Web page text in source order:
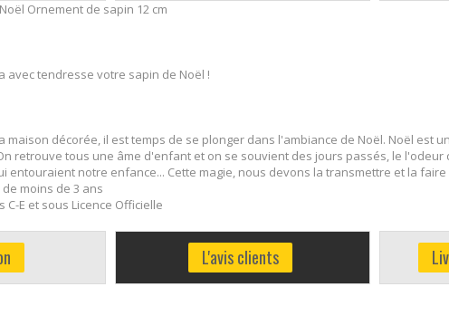
Ornement de sapin 12 cm
avec tendresse votre sapin de Noël !
maison décorée, il est temps de se plonger dans l'ambiance de Noël. Noël est
On retrouve tous une âme d'enfant et on se souvient des jours passés, le
entouraient notre enfance... Cette magie, nous devons la transmettre et la
moins de 3 ans
E et sous Licence Officielle
L'avis clients